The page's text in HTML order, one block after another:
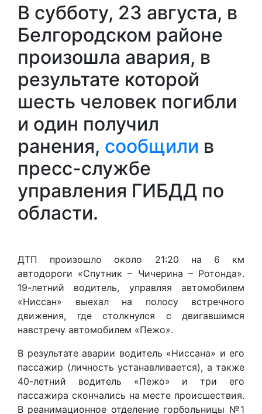
В субботу, 23 августа, в
Белгородском районе
произошла авария, в
результате которой
шесть человек погибли
и один получил
ранения, сообщили в
пресс-службе
управления ГИБДД по
области.
ДТП произошло около 21:20 на 6 км
автодороги «Спутник – Чичерина – Ротонда».
19-летний водитель, управляя автомобилем
«Ниссан» выехал на полосу встречного
движения, где столкнулся с двигавшимся
навстречу автомобилем «Пежо».
В результате аварии водитель «Ниссана» и его
пассажир (личность устанавливается), а также
40-летний водитель «Пежо» и три его
пассажира скончались на месте происшествия.
В реанимационное отделение горбольницы №1